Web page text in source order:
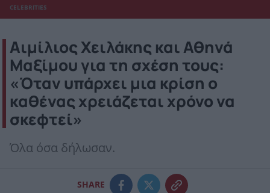
CELEBRITIES
Αιμίλιος Χειλάκης και Αθηνά
Μαξίμου για τη σχέση τους:
«Όταν υπάρχει μια κρίση ο
καθένας χρειάζεται χρόνο να
σκεφτεί»
Όλα όσα δήλωσαν.
SHARE